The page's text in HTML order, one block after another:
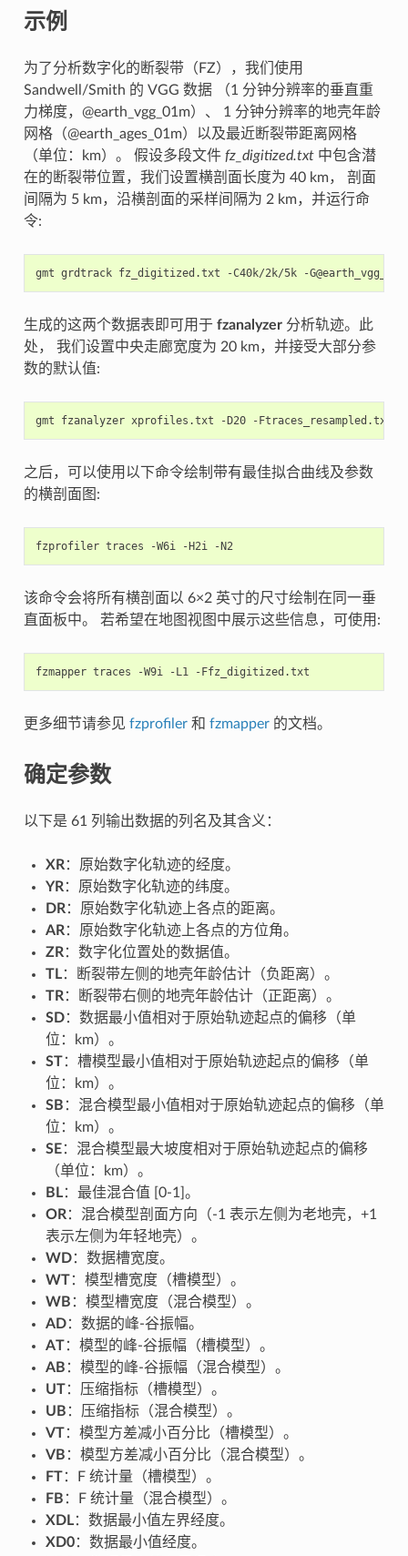
示例
为了分析数字化的断裂带（FZ），我们使用
Sandwell/Smith 的 VGG 数据 （1 分钟分辨率的垂直重
力梯度，@earth_vgg_01m）、 1 分钟分辨率的地壳年龄
网格（@earth_ages_01m）以及最近断裂带距离网格
（单位：km）。 假设多段文件 fz_digitized.txt中包含潜
在的断裂带位置，我们设置横剖面长度为 40 km， 剖面
间隔为 5 km，沿横剖面的采样间隔为 2 km，并运行命
令:
gmt grdtrack fz_digitized.txt -C40k/2k/5k -G@earth_vgg_01m
生成的这两个数据表即可用于 fzanalyzer分析轨迹。此
处， 我们设置中央走廊宽度为 20 km，并接受大部分参
数的默认值:
gmt fzanalyzer xprofiles.txt -D20 -Ftraces_resampled.txt
之后，可以使用以下命令绘制带有最佳拟合曲线及参数
的横剖面图:
fzprofiler traces -W6i -H2i -N2
该命令会将所有横剖面以 6×2 英寸的尺寸绘制在同一垂
直面板中。 若希望在地图视图中展示这些信息，可使用:
fzmapper traces -W9i -L1
更多细节请参见 fzprofiler和 fzmapper的文档。
确定参数
以下是 61 列输出数据的列名及其含义：
XR：原始数字化轨迹的经度。
YR：原始数字化轨迹的纬度。
DR：原始数字化轨迹上各点的距离。
AR：原始数字化轨迹上各点的方位角。
ZR：数字化位置处的数据值。
TL：断裂带左侧的地壳年龄估计（负距离）。
TR：断裂带右侧的地壳年龄估计（正距离）。
SD：数据最小值相对于原始轨迹起点的偏移（单
位：km）。
ST：槽模型最小值相对于原始轨迹起点的偏移（单
位：km）。
SB ：混合模型最小值相对于原始轨迹起点的偏移（单
位：km）。
SE：混合模型最大坡度相对于原始轨迹起点的偏移
（单位：km）。
BL：最佳混合值 [0-1]。
OR：混合模型剖面方向（-1 表示左侧为老地壳，+1
表示左侧为年轻地壳）。
WD：数据槽宽度。
WT：模型槽宽度（槽模型）。
WB ：模型槽宽度（混合模型）。
AD：数据的峰-谷振幅。
AT：模型的峰-谷振幅（槽模型）。
AB ：模型的峰-谷振幅（混合模型）。
UT：压缩指标（槽模型）。
UB ：压缩指标（混合模型）。
VT：模型方差减小百分比（槽模型）。
VB ：模型方差减小百分比（混合模型）。
FT：F 统计量（槽模型）。
FB ：F 统计量（混合模型）。
XDL：数据最小值左界经度。
XD0：数据最小值经度。